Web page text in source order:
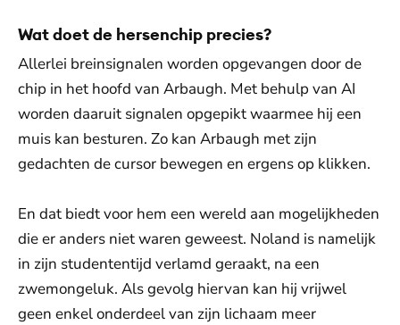
Wat doet de hersenchip precies?
Allerlei breinsignalen worden opgevangen door de
chip in het hoofd van Arbaugh. Met behulp van AI
worden daaruit signalen opgepikt waarmee hij een
muis kan besturen. Zo kan Arbaugh met zijn
gedachten de cursor bewegen en ergens op klikken.
En dat biedt voor hem een wereld aan mogelijkheden
die er anders niet waren geweest. Noland is namelijk
in zijn studententijd verlamd geraakt, na een
zwemongeluk. Als gevolg hiervan kan hij vrijwel
geen enkel onderdeel van zijn lichaam meer